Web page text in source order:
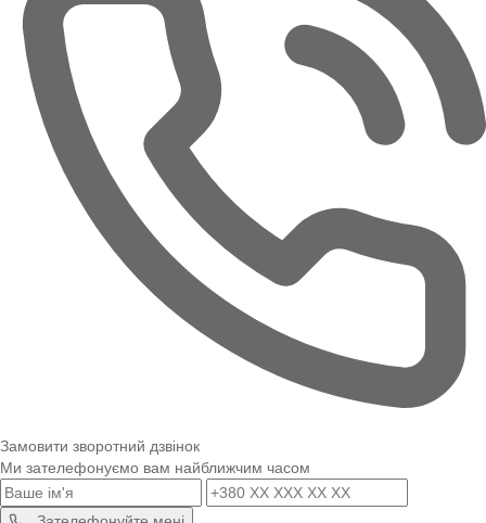
Замовити зворотний дзвінок
Ми зателефонуємо вам найближчим часом